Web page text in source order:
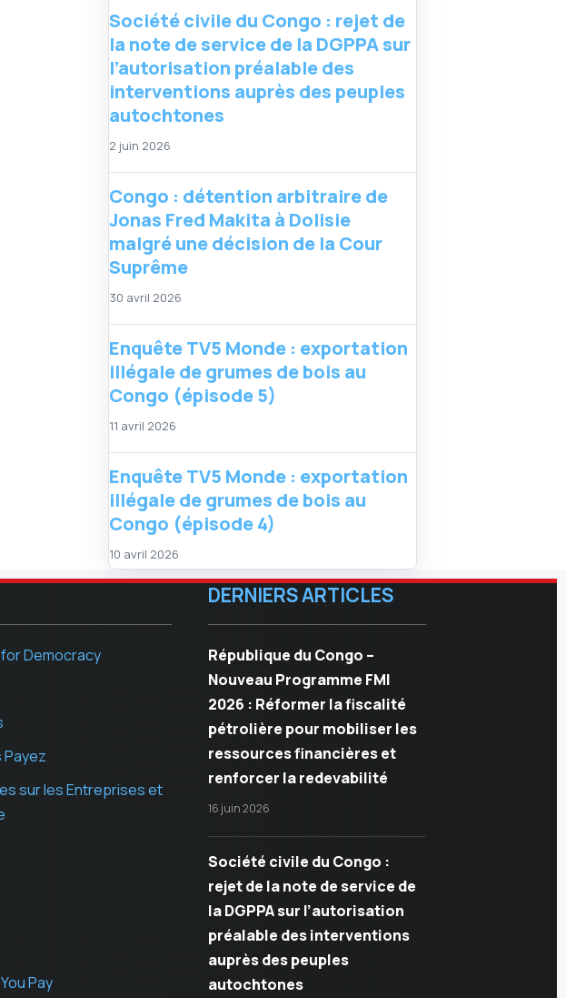
Société civile du Congo : rejet de
la note de service de la DGPPA sur
l’autorisation préalable des
interventions auprès des peuples
autochtones
2 juin 2026
Congo : détention arbitraire de
Jonas Fred Makita à Dolisie
malgré une décision de la Cour
Suprême
30 avril 2026
Enquête TV5 Monde : exportation
illégale de grumes de bois au
Congo (épisode 5)
11 avril 2026
Enquête TV5 Monde : exportation
illégale de grumes de bois au
Congo (épisode 4)
10 avril 2026
Democracy
Payez
sur les Entreprises et
Pay
DERNIERS ARTICLES
République du Congo –
Nouveau Programme FMI
2026 : Réformer la fiscalité
pétrolière pour mobiliser les
ressources financières et
renforcer la redevabilité
16 juin 2026
Société civile du Congo :
rejet de la note de service de
la DGPPA sur l’autorisation
préalable des interventions
auprès des peuples
autochtones